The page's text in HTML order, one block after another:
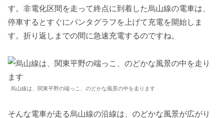
す。非電化区間を走って終点に到着した烏山線の電車は、
停車するとすぐにパンタグラフを上げて充電を開始しま
す。折り返しまでの間に急速充電するのですね。
烏山線は、関東平野の端っこ、のどかな風景の中を走ります
そんな電車が走る烏山線の沿線は、のどかな風景が広がり